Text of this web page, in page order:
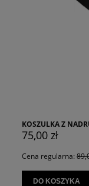
KOSZULKA Z
75,00 zł
Cena regularna:
DO KOSZYKA